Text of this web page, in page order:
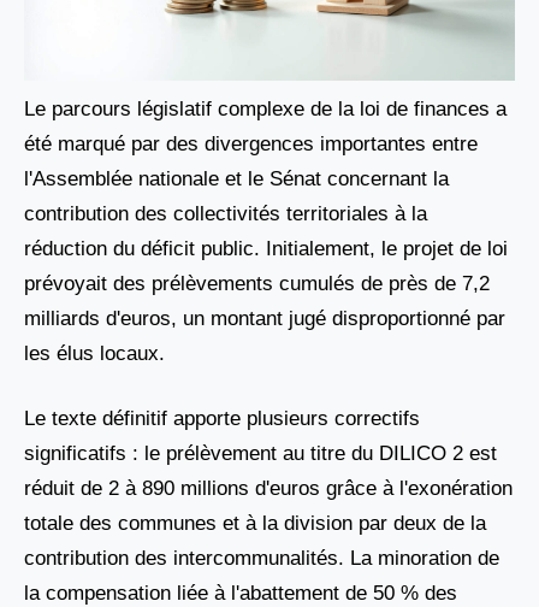
Le parcours législatif complexe de la loi de finances a
été marqué par des divergences importantes entre
l'Assemblée nationale et le Sénat concernant la
contribution des collectivités territoriales à la
réduction du déficit public. Initialement, le projet de loi
prévoyait des prélèvements cumulés de près de 7,2
milliards d'euros, un montant jugé disproportionné par
les élus locaux.
Le texte définitif apporte plusieurs correctifs
significatifs : le prélèvement au titre du DILICO 2 est
réduit de 2 à 890 millions d'euros grâce à l'exonération
totale des communes et à la division par deux de la
contribution des intercommunalités. La minoration de
la compensation liée à l'abattement de 50 % des